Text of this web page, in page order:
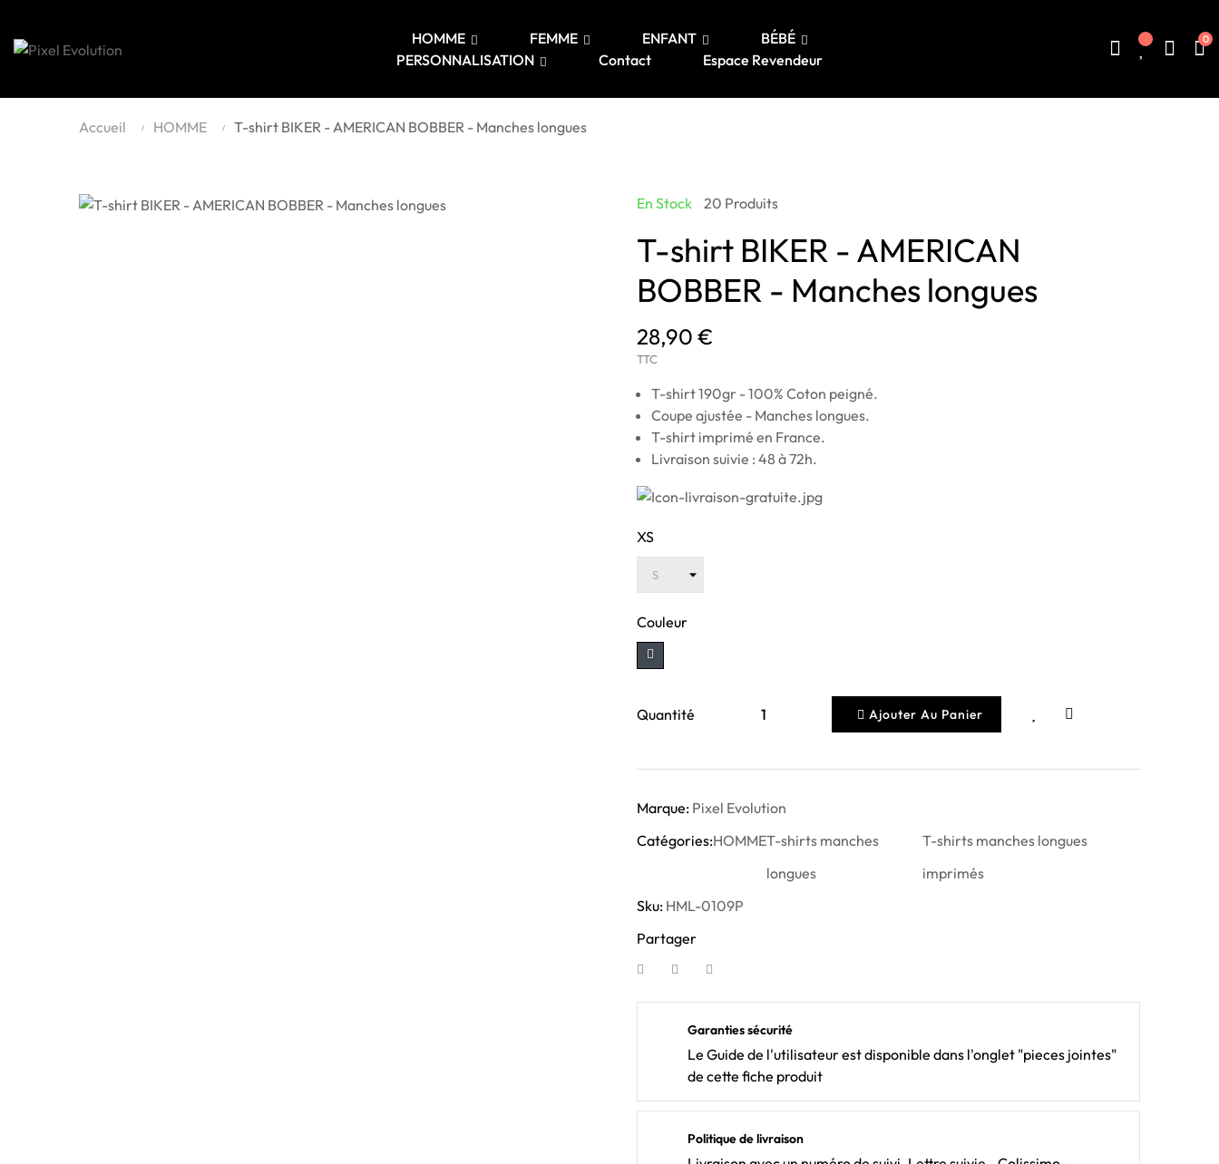
HOMME FEMME ENFANT
BÉBÉ
PERSONNALISATION
Contact Espace Revendeur
0
Accueil HOMME T-shirt BIKER - AMERICAN BOBBER - Manches longues
En Stock 20 Produits
T-shirt BIKER - AMERICAN
BOBBER - Manches longues
28,90 €
TTC
T-shirt 190gr - 100% Coton peigné.
Coupe ajustée - Manches longues.
T-shirt imprimé en France.
Livraison suivie : 48 à 72h.
XS
Couleur
Quantité Ajouter Au Panier
Marque: Pixel Evolution
Catégories:HOMMET-shirts manches
longues
T-shirts manches longues
imprimés
Sku: HML-0109P
Partager
Garanties sécurité
Le Guide de l'utilisateur est disponible dans l'onglet "pieces jointes"
de cette fiche produit
Politique de livraison